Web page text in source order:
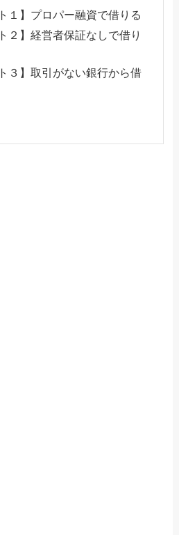
１】プロパー融資で借りる
２】経営者保証なしで借り
３】取引がない銀行から借